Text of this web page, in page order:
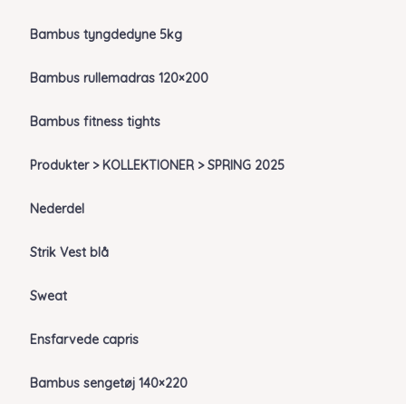
Bambus tyngdedyne 5kg
Bambus rullemadras 120×200
Bambus fitness tights
Produkter > KOLLEKTIONER > SPRING 2025
Nederdel
Strik Vest blå
Sweat
Ensfarvede capris
Bambus sengetøj 140×220